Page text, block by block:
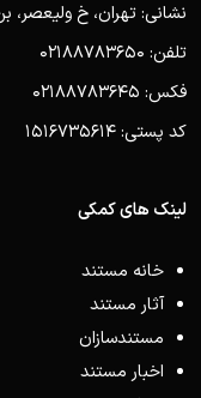
نشانی: تهران، خ ولیعصر،
تلفن: 02188783650
فکس: 02188783645
کد پستی: 1516735614
لینک های کمکی
خانه مستند
آثار مستند
مستندسازان
اخبار مستند